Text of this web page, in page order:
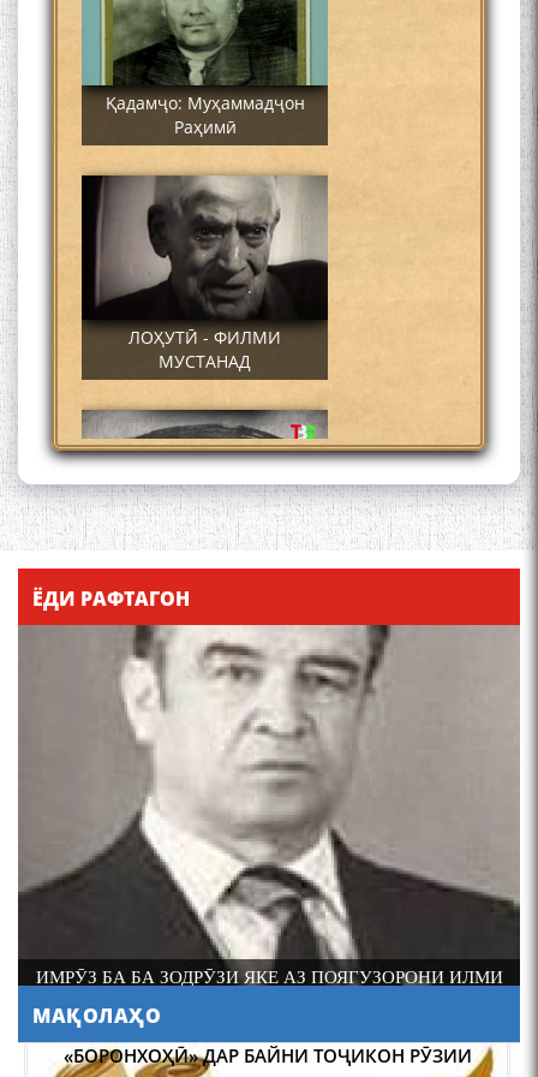
Қадамҷо: Муҳаммадҷон
Раҳимӣ
ЛОҲУТӢ - ФИЛМИ
МУСТАНАД
Қадамҷо - Лоҳутӣ
4-уми декабр- зодрӯзи
шоири абадзинда Абулқосим
Лоҳутӣ
АБУЛҚОСИМ ЛОҲУТӢ /
ABULQOSIM LOHUTY/
ЁДИ РАФТАГОН
ИМРӮЗ БА БА ЗОДРӮЗИ ЯКЕ АЗ ПОЯГУЗОРОНИ ИЛМИ
АМОНОВ САД СОЛ ПУР ШУД.
МАҚОЛАҲО
НАВГАРОӢ ДАР “САДОИ МАҲШАР” АСКАР ҲАКИМ